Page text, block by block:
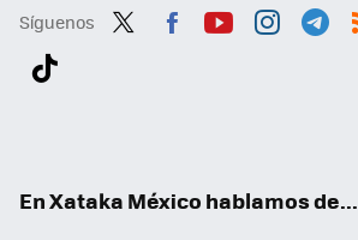
Síguenos
En Xataka México hablamos de...